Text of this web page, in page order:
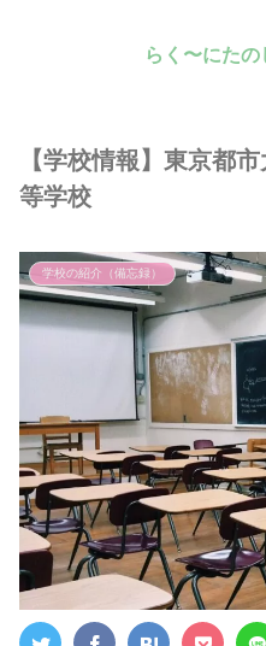
らく〜にた
【学校情報】東京都
等学校
学校の紹介（備忘録）